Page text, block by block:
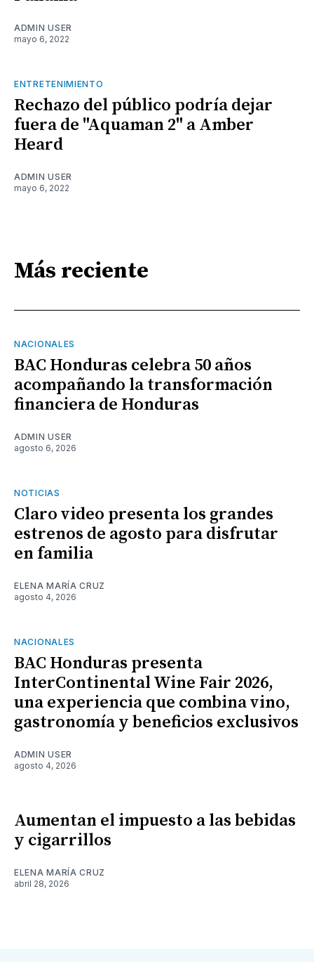
ADMIN USER
mayo 6, 2022
ENTRETENIMIENTO
Rechazo del público podría dejar
fuera de "Aquaman 2" a Amber
Heard
ADMIN USER
mayo 6, 2022
Más reciente
NACIONALES
BAC Honduras celebra 50 años
acompañando la transformación
financiera de Honduras
ADMIN USER
agosto 6, 2026
NOTICIAS
Claro video presenta los grandes
estrenos de agosto para disfrutar
en familia
ELENA MARÍA CRUZ
agosto 4, 2026
NACIONALES
BAC Honduras presenta
InterContinental Wine Fair 2026,
una experiencia que combina vino,
gastronomía y beneficios exclusivos
ADMIN USER
agosto 4, 2026
Aumentan el impuesto a las bebidas
y cigarrillos
ELENA MARÍA CRUZ
abril 28, 2026